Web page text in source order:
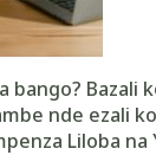
bango? Bazali
nde ezali
Liloba na